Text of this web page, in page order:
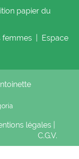
papier du
femmes
Espace
légales
C.G.V.